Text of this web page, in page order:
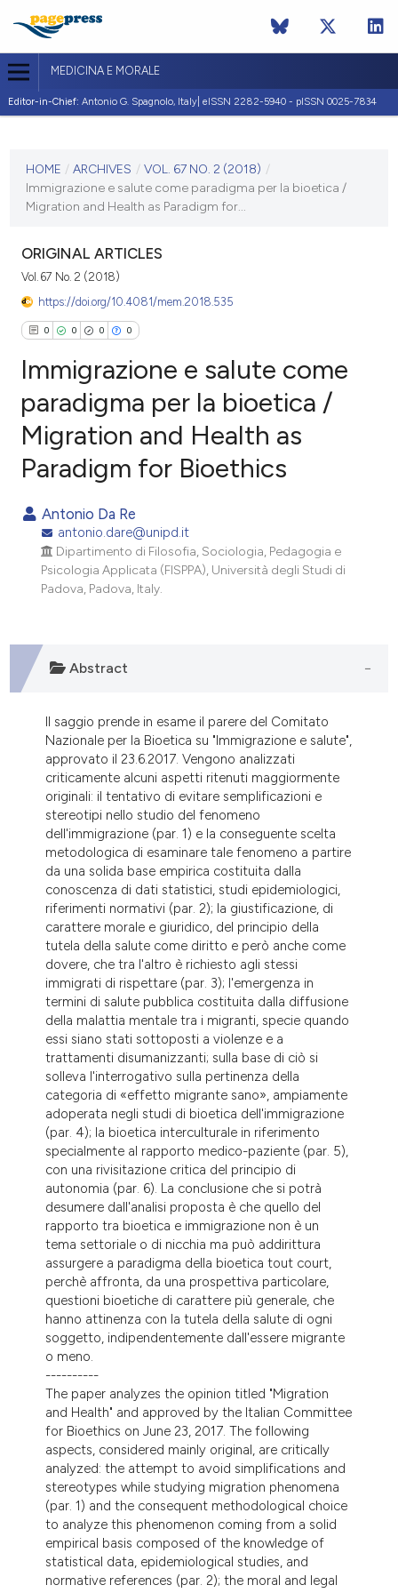
MEDICINA E MORALE
Editor-in-Chief: Antonio G. Spagnolo, Italy| eISSN 2282-5940 - pISSN 0025-7834
VOL. 67 NO. 2 (2018)
HOME / ARCHIVES / VOL. 67 NO. 2 (2018) /
Immigrazione e salute come paradigma per la bioetica /
Migration and Health as Paradigm for...
ORIGINAL ARTICLES
Vol. 67 No. 2 (2018)
https://doi.org/10.4081/mem.2018.535
0 0 0 0
Citing Publications
Supporting
Contrasting
shows how a scientific paper
been cited by providing the
of the citation, a
describing whether
mentions, or contrasts
cited claim, and a label
in which section the
was made.
Immigrazione e salute come
paradigma per la bioetica /
Migration and Health as
Paradigm for Bioethics
Antonio Da Re
antonio.dare@unipd.it
Dipartimento di Filosofia, Sociologia, Pedagogia e
Psicologia Applicata (FISPPA), Università degli Studi di
Padova, Padova, Italy.
Abstract
Il saggio prende in esame il parere del Comitato
Nazionale per la Bioetica su "Immigrazione e salute",
approvato il 23.6.2017. Vengono analizzati
criticamente alcuni aspetti ritenuti maggiormente
originali: il tentativo di evitare semplificazioni e
stereotipi nello studio del fenomeno
dell'immigrazione (par. 1) e la conseguente scelta
metodologica di esaminare tale fenomeno a partire
da una solida base empirica costituita dalla
conoscenza di dati statistici, studi epidemiologici,
riferimenti normativi (par. 2); la giustificazione, di
carattere morale e giuridico, del principio della
tutela della salute come diritto e però anche come
dovere, che tra l'altro è richiesto agli stessi
immigrati di rispettare (par. 3); l'emergenza in
termini di salute pubblica costituita dalla diffusione
della malattia mentale tra i migranti, specie quando
essi siano stati sottoposti a violenze e a
trattamenti disumanizzanti; sulla base di ciò si
solleva l'interrogativo sulla pertinenza della
categoria di «effetto migrante sano», ampiamente
adoperata negli studi di bioetica dell'immigrazione
(par. 4); la bioetica interculturale in riferimento
specialmente al rapporto medico-paziente (par. 5),
con una rivisitazione critica del principio di
autonomia (par. 6). La conclusione che si potrà
desumere dall'analisi proposta è che quello del
rapporto tra bioetica e immigrazione non è un
tema settoriale o di nicchia ma può addirittura
assurgere a paradigma della bioetica tout court,
perchè affronta, da una prospettiva particolare,
questioni bioetiche di carattere più generale, che
hanno attinenza con la tutela della salute di ogni
soggetto, indipendentemente dall'essere migrante
o meno.
----------
The paper analyzes the opinion titled "Migration
and Health" and approved by the Italian Committee
for Bioethics on June 23, 2017. The following
aspects, considered mainly original, are critically
analyzed: the attempt to avoid simplifications and
stereotypes while studying migration phenomena
(par. 1) and the consequent methodological choice
to analyze this phenomenon coming from a solid
empirical basis composed of the knowledge of
statistical data, epidemiological studies, and
normative references (par. 2); the moral and legal